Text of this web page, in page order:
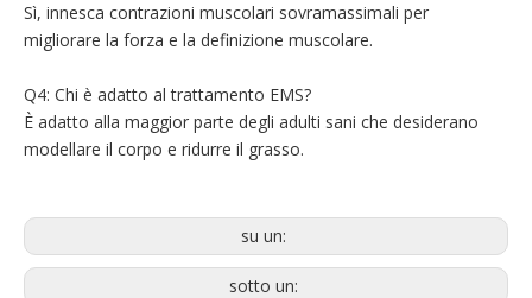
Sì, innesca contrazioni muscolari sovramassimali per
migliorare la forza e la definizione muscolare.
Q4: Chi è adatto al trattamento EMS?
È adatto alla maggior parte degli adulti sani che desiderano
modellare il corpo e ridurre il grasso.
su un:
sotto un: